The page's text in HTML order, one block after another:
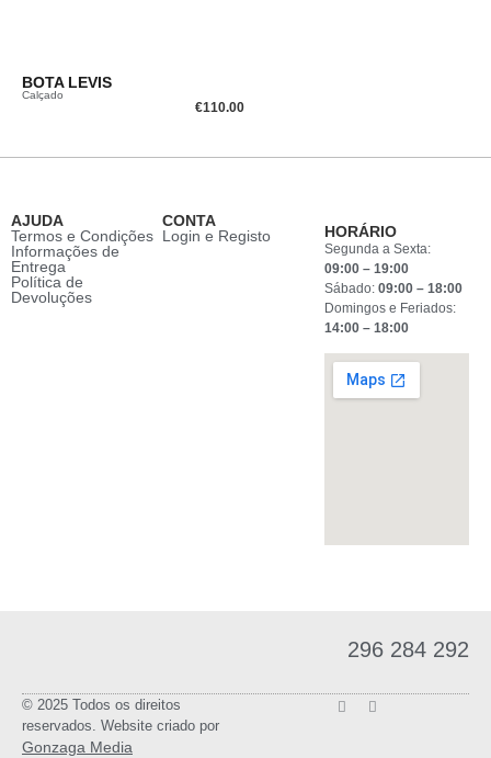
BOTA LEVIS
Calçado
€110.00
AJUDA
Termos e Condições
Informações de
Entrega
Política de
Devoluções
CONTA
Login e Registo
HORÁRIO
Segunda a Sexta:
09:00 – 19:00
Sábado:09:00 – 18:00
Domingos e Feriados:
14:00 – 18:00
296 284 292
© 2025 Todos os direitos
reservados. Website criado por
Gonzaga Media